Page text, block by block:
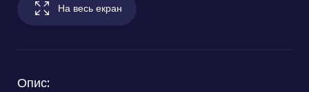
На весь екран
Опис: